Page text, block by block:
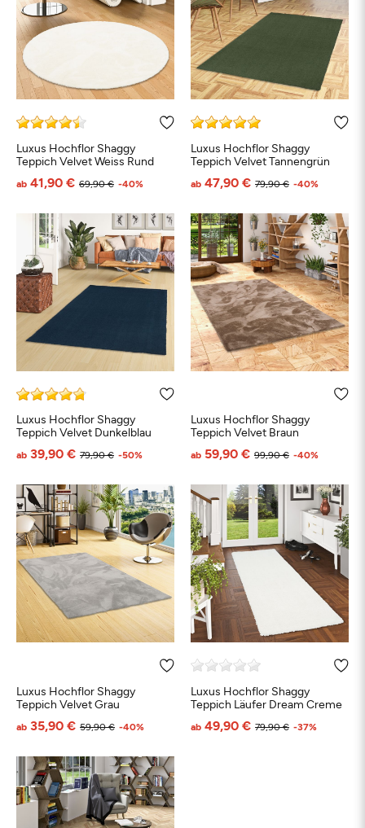
Grau
Schwarz Türkis
Petrol Grün Rot
Rosa
Orange Braun
Taupe
Luxus Hochflor Shaggy
Teppich Velvet Weiss Rund
69,90 €
ab 41,90 € -40%
Luxus Hochflor Shaggy
Teppich Velvet Tannengrün
79,90 €
ab 47,90 € -40%
Luxus Hochflor Shaggy
Teppich Velvet Dunkelblau
79,90 €
ab 39,90 € -50%
Luxus Hochflor Shaggy
Teppich Velvet Braun
99,90 €
ab 59,90 € -40%
Luxus Hochflor Shaggy
Teppich Velvet Grau
59,90 €
ab 35,90 € -40%
Luxus Hochflor Shaggy
Teppich Läufer Dream Creme
79,90 €
ab 49,90 € -37%